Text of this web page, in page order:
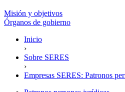
Misión y objetivos
Órganos de gobierno
Inicio
›
Sobre SERES
›
Empresas SERES: Patronos